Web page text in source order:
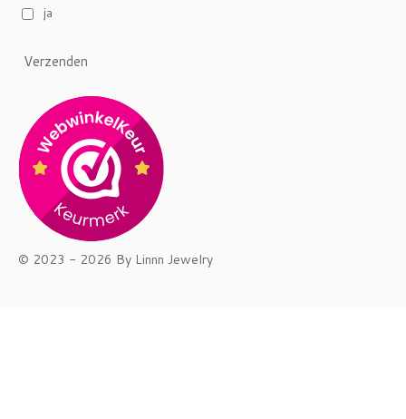
ja
Verzenden
© 2023 - 2026 By Linnn Jewelry